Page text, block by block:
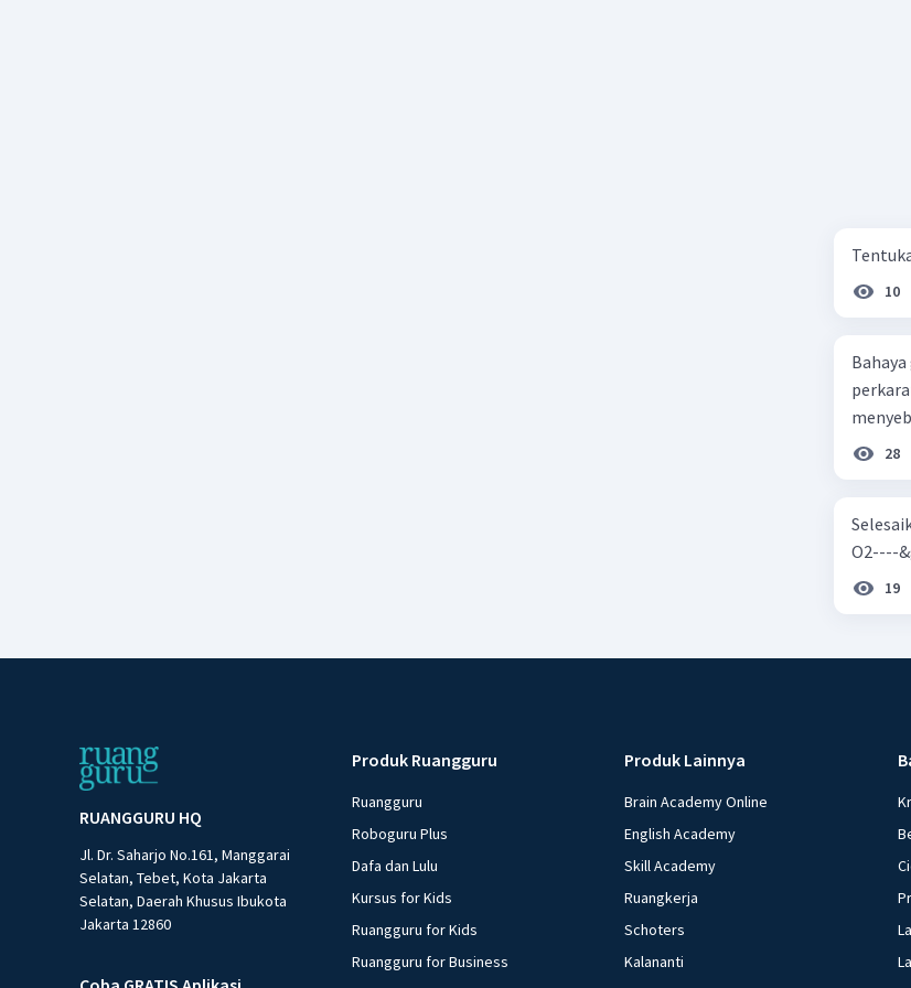
10
Bahaya
perkaratan logam b.
28
O2----
19
RUANGGURU HQ
Jl. Dr. Saharjo No.161, Manggarai
Selatan, Tebet, Kota Jakarta
Selatan, Daerah Khusus Ibukota
Jakarta 12860
Produk Ruangguru
Ruangguru
Roboguru Plus
Dafa dan Lulu
Kursus for Kids
Ruangguru for Kids
Ruangguru for Business
Produk Lainnya
Brain Academy Online
English Academy
Skill Academy
Ruangkerja
Schoters
Kalananti